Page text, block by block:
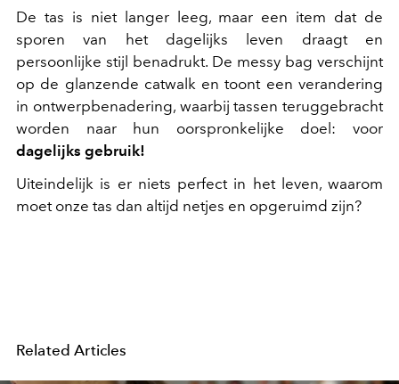
De tas is niet langer leeg, maar een item dat de
sporen van het dagelijks leven draagt en
persoonlijke stijl benadrukt. De messy bag verschijnt
op de glanzende catwalk en toont een verandering
in ontwerpbenadering, waarbij tassen teruggebracht
worden naar hun oorspronkelijke doel: voor
dagelijks gebruik!
Uiteindelijk is er niets perfect in het leven, waarom
moet onze tas dan altijd netjes en opgeruimd zijn?
Related Articles